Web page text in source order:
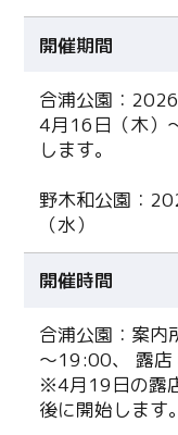
開催期間
合浦公園：
4月16日（木）
します。
野木和公園：
（水）
開催時間
合浦公園：案内
～19:00、 露
※4月19日の露
後に開始します。